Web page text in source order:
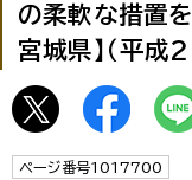
の柔軟な措置を
宮城県】（平
ページ番号1017700